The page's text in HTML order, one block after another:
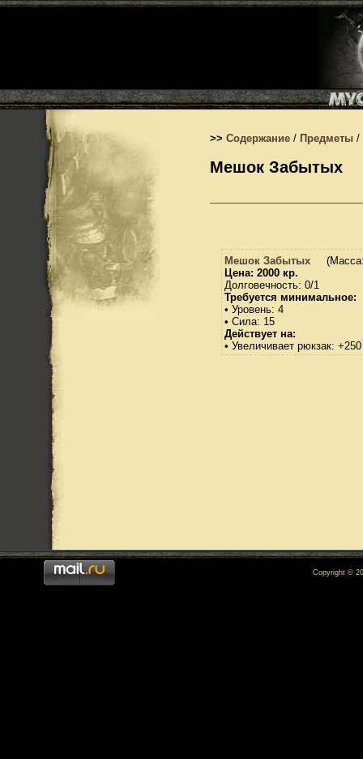
>> Содержание / Предметы /
Мешок Забытых
Мешок Забытых
Цена: 2000 кр.
Долговечность: 0/1
Требуется минимальное:
• Уровень: 4
• Сила: 15
Действует на:
• Увеличивает рюкзак: +250
Copyright ©